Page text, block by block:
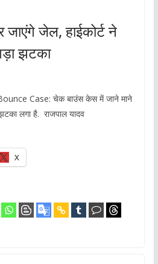
जाएंगे जेल, हाईकोर्ट ने
झटका
Case: चेक बाउंस केस में जाने माने
लगा है. राजपाल यादव
X